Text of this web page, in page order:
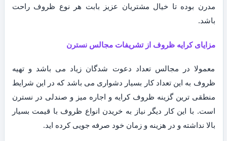
مدرن بوده تا خیال مشتریان عزیز بابت هر نوع ظروف راحت
باشد.
مزایای کرایه ظروف از تشریفات مجالس نسترن
معمولا در مجالس تعداد دعوت شدگان زیاد می باشد و تهیه
ظروف به این تعداد کار بسیار دشواری می باشد که در این شرایط
منطقی ترین گزینه ظروف کرایه و اجاره میز و صندلی در نسترن
است. با این کار دیگر نیاز به خریدن انواع ظروف با قیمت بسیار
بالا نداشته و در هزینه و زمان خود صرفه جویی کرده اید.